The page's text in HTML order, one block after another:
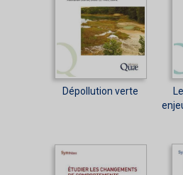
Dépollution verte